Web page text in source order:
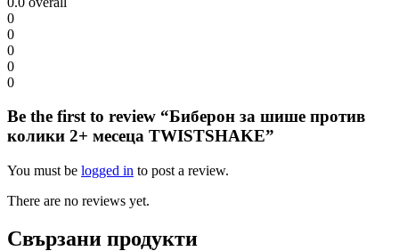
0
0
0
0
0
Be the first to review “Биберон за шише против
колики 2+ месеца TWISTSHAKE”
You must be logged in to post a review.
There are no reviews yet.
Свързани продукти